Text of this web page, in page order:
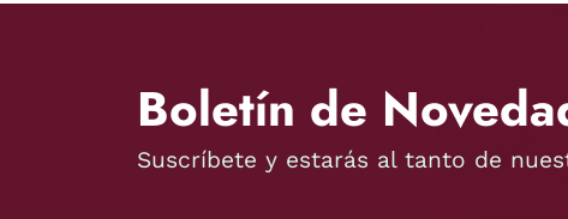
Boletín de
Suscríbete y estarás al tanto de